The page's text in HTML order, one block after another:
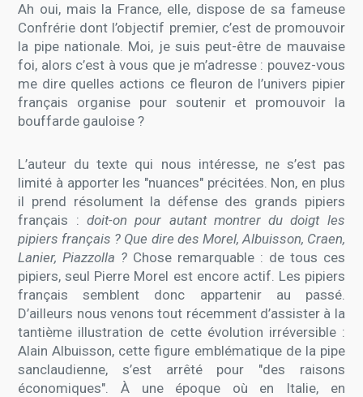
Ah oui, mais la France, elle, dispose de sa fameuse
Confrérie dont l’objectif premier, c’est de promouvoir
la pipe nationale. Moi, je suis peut-être de mauvaise
foi, alors c’est à vous que je m’adresse : pouvez-vous
me dire quelles actions ce fleuron de l’univers pipier
français organise pour soutenir et promouvoir la
bouffarde gauloise ?
L’auteur du texte qui nous intéresse, ne s’est pas
limité à apporter les "nuances" précitées. Non, en plus
il prend résolument la défense des grands pipiers
français : doit-on pour autant montrer du doigt les
pipiers français ? Que dire des Morel, Albuisson, Craen,
Lanier, Piazzolla ? Chose remarquable : de tous ces
pipiers, seul Pierre Morel est encore actif. Les pipiers
français semblent donc appartenir au passé.
D’ailleurs nous venons tout récemment d’assister à la
tantième illustration de cette évolution irréversible :
Alain Albuisson, cette figure emblématique de la pipe
sanclaudienne, s’est arrêté pour "des raisons
économiques". À une époque où en Italie, en